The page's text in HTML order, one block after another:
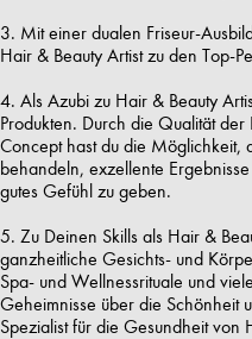
3. Mit einer dualen Friseur-
Hair & Beauty Artist zu den Top-
4. Als Azubi zu Hair & Beauty
Produkten. Durch die Qualität der
Concept hast du die Möglichkeit,
behandeln, exzellente
gutes Gefühl zu geben.
5. Zu Deinen Skills als Hair &
ganzheitliche Gesichts- und
Spa- und Wellnessrituale und
Geheimnisse über die Schönheit
Spezialist für die Gesundheit von